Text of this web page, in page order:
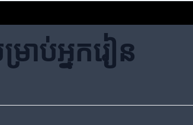
រាប់អ្នករៀន